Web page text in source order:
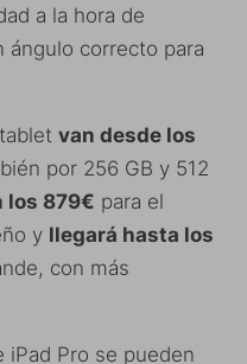
a la hora de
ángulo correcto para
van desde los
por 256 GB y 512
los 879€ para el
y llegará hasta los
con más
iPad Pro se pueden